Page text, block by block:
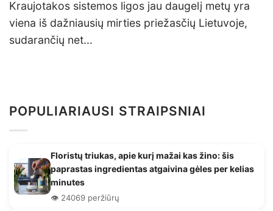
Kraujotakos sistemos ligos jau daugelį metų yra
viena iš dažniausių mirties priežasčių Lietuvoje,
sudarančių net...
POPULIARIAUSI STRAIPSNIAI
Floristų triukas, apie kurį mažai kas žino: šis
paprastas ingredientas atgaivina gėles per kelias
minutes
👁️ 24069 peržiūrų